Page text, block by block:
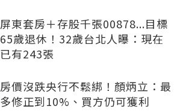
屏東套房＋存股千張00878...目標
65歲退休！32歲台北人曝：現在
已有243張
房價沒跌央行不鬆綁！顏炳立：最
多修正到10%、買方仍可獲利